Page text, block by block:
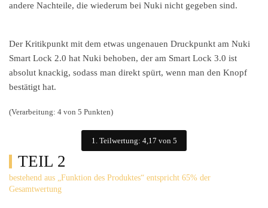
andere Nachteile, die wiederum bei Nuki nicht gegeben sind.
Der Kritikpunkt mit dem etwas ungenauen Druckpunkt am Nuki
Smart Lock 2.0 hat Nuki behoben, der am Smart Lock 3.0 ist
absolut knackig, sodass man direkt spürt, wenn man den Knopf
bestätigt hat.
(Verarbeitung: 4 von 5 Punkten)
1. Teilwertung: 4,17 von 5
TEIL 2
bestehend aus „Funktion des Produktes“ entspricht 65% der
Gesamtwertung